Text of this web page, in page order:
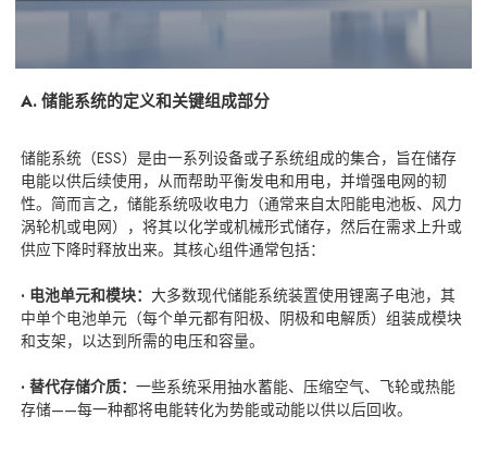
A. 储能系统的定义和关键组成部分
储能系统（ESS）是由一系列设备或子系统组成的集合，旨在储存
电能以供后续使用，从而帮助平衡发电和用电，并增强电网的韧
性。简而言之，储能系统吸收电力（通常来自太阳能电池板、风力
涡轮机或电网），将其以化学或机械形式储存，然后在需求上升或
供应下降时释放出来。其核心组件通常包括：
· 电池单元和模块：大多数现代储能系统装置使用锂离子电池，其
中单个电池单元（每个单元都有阳极、阴极和电解质）组装成模块
和支架，以达到所需的电压和容量。
· 替代存储介质：一些系统采用抽水蓄能、压缩空气、飞轮或热能
存储——每一种都将电能转化为势能或动能以供以后回收。